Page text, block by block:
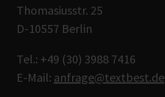
Thomasiusstr. 25
D-10557 Berlin
Tel.: +49 (30) 3988 7416
E-Mail: anfrage@textbest.de